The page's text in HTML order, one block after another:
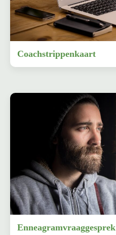
Coachstrippenkaart
Enneagramvraaggesprek